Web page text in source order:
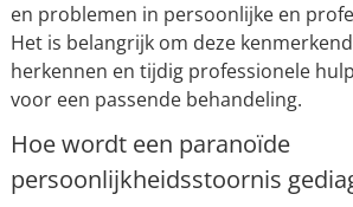
en problemen in persoonlijke en
Het is belangrijk om deze
herkennen en tijdig professionele
voor een passende behandeling.
Hoe wordt een paranoïde
persoonlijkheidsstoornis